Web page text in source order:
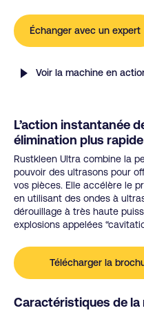
Échanger avec un expert
Voir la machine en
L’action instantanée
élimination plus
Rustkleen Ultra combine la
pouvoir des ultrasons pour
vos pièces. Elle accélère le
en utilisant des ondes à
dérouillage à très haute
explosions appelées
Télécharger la
Caractéristiques de la